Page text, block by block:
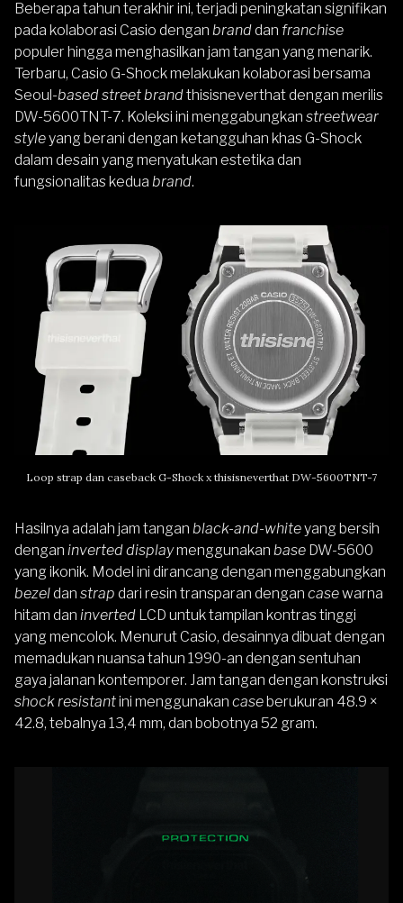
Beberapa tahun terakhir ini, terjadi peningkatan signifikan
pada kolaborasi Casio dengan branddan franchise
populer hingga menghasilkan jam tangan yang menarik.
Terbaru, Casio G-Shock melakukan kolaborasi bersama
Seoul-based street brandthisisneverthat dengan merilis
DW-5600TNT-7. Koleksi ini menggabungkan streetwear
styleyang berani dengan ketangguhan khas G-Shock
dalam desain yang menyatukan estetika dan
fungsionalitas kedua brand.
Loop strap dan caseback G-Shock x thisisneverthat DW-5600TNT-7
Hasilnya adalah jam tangan black-and-whiteyang bersih
dengan inverted displaymenggunakan base DW-5600
yang ikonik. Model ini dirancang dengan menggabungkan
bezeldan strap dari resin transparan dengan casewarna
hitam dan inverted LCD untuk tampilan kontras tinggi
yang mencolok. Menurut Casio, desainnya dibuat dengan
memadukan nuansa tahun 1990-an dengan sentuhan
gaya jalanan kontemporer. Jam tangan dengan konstruksi
shock resistantini menggunakan case berukuran 48.9 ×
42.8, tebalnya 13,4 mm, dan bobotnya 52 gram.